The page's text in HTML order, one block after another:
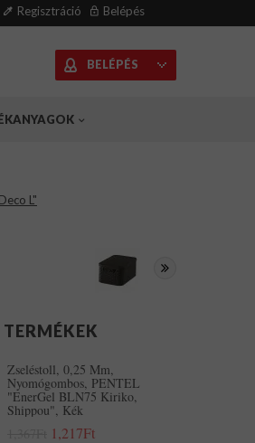
Regisztráció Belépés
BELÉPÉS
L"
Zseléstoll, 0,25 Mm,
Nyomógombos, PENTEL
"EnerGel BLN75 Kiriko,
Shippou", Kék
1,217Ft